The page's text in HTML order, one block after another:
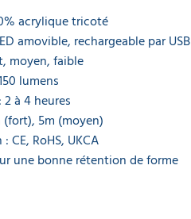
acrylique tricoté
amovible, rechargeable par USB
moyen, faible
lumens
à 4 heures
(fort), 5m (moyen)
CE, RoHS, UKCA
une bonne rétention de forme